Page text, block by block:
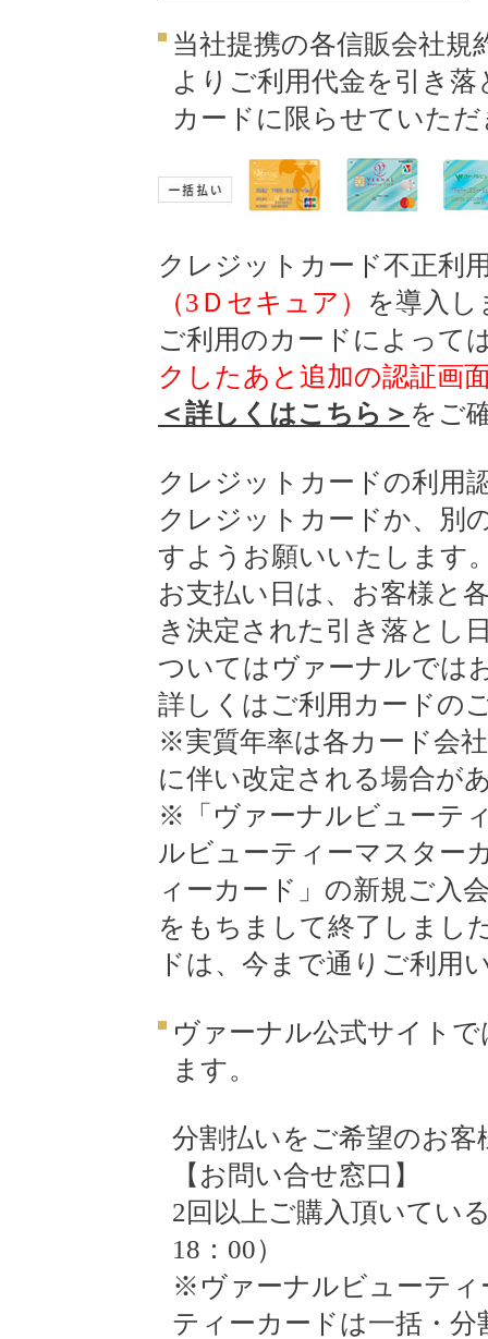
当社提携の各信販会社
よりご利用代金を引き
カードに限らせていた
クレジットカード不正利
（3Ｄセキュア）
を導入
ご利用のカードによって
クしたあと追加の認証画
＜詳しくはこちら＞ をご
クレジットカードの利用
クレジットカードか、別
すようお願いいたします
お支払い日は、お客様と
き決定された引き落とし
ついてはヴァーナルでは
詳しくはご利用カードの
※実質年率は各カード会
に伴い改定される場合が
※「ヴァーナルビューテ
ルビューティーマスター
ィーカード」の新規ご入
をもちまして終了しまし
ドは、今まで通りご利用
ヴァーナル公式サイト
ます。
分割払いをご希望のお
【お問い合せ窓口】
2回以上ご購入頂いてい
18：00）
※ヴァーナルビューティ
ティーカードは一括・分